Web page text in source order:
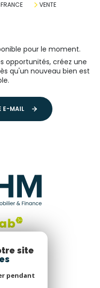
VENTE
pour le moment.
opportunités, créez une
qu'un nouveau bien est
E-MAIL
site
pendant